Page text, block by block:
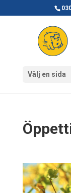
Välj en sida